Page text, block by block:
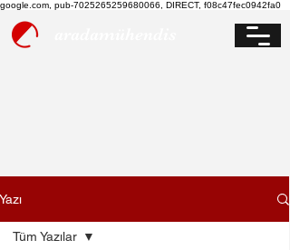
google.com, pub-7025265259680066, DIRECT, f08c47fec0942fa0
Yazı
Tüm Yazılar